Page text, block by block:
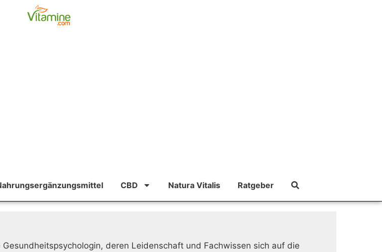
CBD Natura Vitalis Ratgeber
deren Leidenschaft und Fachwissen sich auf die